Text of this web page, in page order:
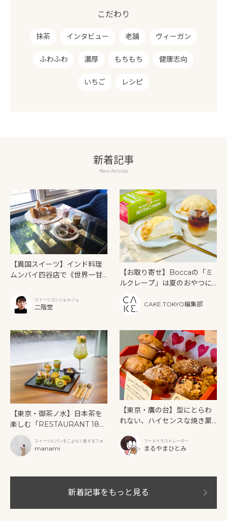
こだわり
抹茶 インタビュー 老舗 ヴィーガン
ふわふわ 濃厚 もちもち 健康志向
いちご レシピ
新着記事
New Articles
【異国スイーツ】インド料理
ムンバイ四谷店で《世界一甘
ー》を味わうスイーツコンシェルジュ
二階堂
【お取り寄せ】Boccaの「ミ
ルクレープ」は夏のおやつに
CAKE.TOKYO編集部
【東京・御茶ノ水】日本茶を
楽しむ「RESTAURANT 189
9 OCHANOMIZU」の抹茶ア
フタヌーンティーと新作クリ
ームソーダ
スイーツとパンをこよなく愛するフォト
グラファー
manami
【東京・鷹の台】型にとらわ
れない、ハイセンスな焼き菓
フードイラストレーター
まるやまひとみ
新着記事をもっと見る